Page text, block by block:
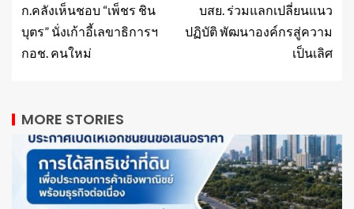
ก.คลังเห็นชอบ “เพ็ชร ชิน
บุตร” นั่งเก้าอี้เลขาธิการฯ
กอช. คนใหม่
บสย. ร่วมแลกเปลี่ยนแนว
ปฏิบัติ พัฒนาองค์กรสู่ความ
เป็นเลิศ
MORE STORIES